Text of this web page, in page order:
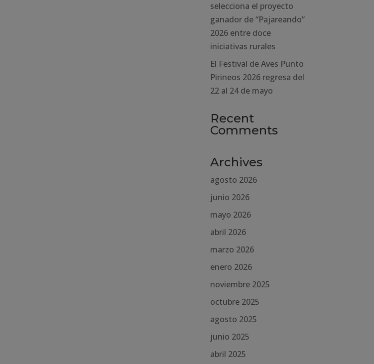
selecciona el proyecto
ganador de “Pajareando”
2026 entre doce
iniciativas rurales
El Festival de Aves Punto
Pirineos 2026 regresa del
22 al 24 de mayo
Recent
Comments
Archives
agosto 2026
junio 2026
mayo 2026
abril 2026
marzo 2026
enero 2026
noviembre 2025
octubre 2025
agosto 2025
junio 2025
abril 2025